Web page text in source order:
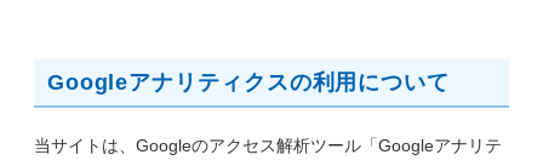
Googleアナリティクスの利用について
当サイトは、Googleのアクセス解析ツール「Googleアナリテ